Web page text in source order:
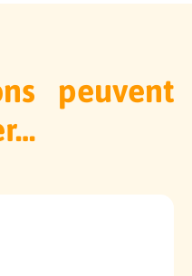
peuvent